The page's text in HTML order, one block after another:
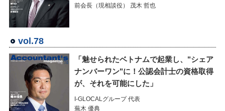
前会長（現相談役） 茂木 哲也
vol.78
「魅せられたベトナムで起業し、"シェア
ナンバーワン"に！公認会計士の資格取得
が、それを可能にした」
I-GLOCALグループ 代表
蕪木 優典